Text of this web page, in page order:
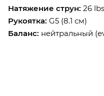
Натяжение струн: 26 lbs
Рукоятка: G5 (8.1 см)
Баланс: нейтральный